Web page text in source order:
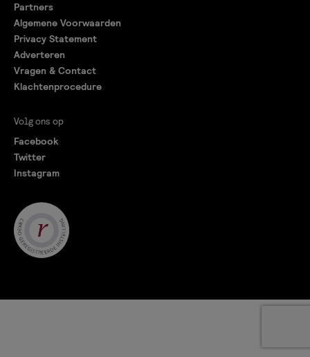
Partners
Algemene Voorwaarden
Privacy Statement
Adverteren
Vragen & Contact
Klachtenprocedure
Volg ons op
Facebook
Twitter
Instagram